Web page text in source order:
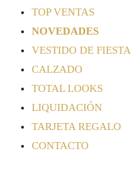
TOP VENTAS
NOVEDADES
VESTIDO DE FIESTA
CALZADO
TOTAL LOOKS
LIQUIDACIÓN
TARJETA REGALO
CONTACTO